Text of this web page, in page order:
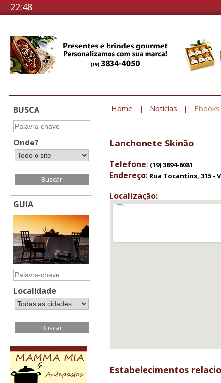
22:48
BUSCA
Onde?
GUIA
Localidade
Home | Notícias | Ebooks
Lanchonete Skinão
Telefone: (19) 3894-6081
Endereço: Rua Tocantins, 315 -
Localização:
Estabelecimentos